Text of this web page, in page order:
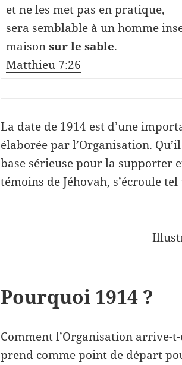
et ne les met pas en pratique,
sera semblable à un homme
maisonsur le sable.
Matthieu 7:26
La date de 1914 est d’une
élaborée par l’Organisation.
base sérieuse pour la supporter
témoins de Jéhovah, s’écroule
Pourquoi 1914 ?
Comment l’Organisation arrive-
prend comme point de départ